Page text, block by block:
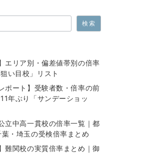
検索
エリア別・偏差値帯別の倍率
い目校」リスト
ポート】受験者数・倍率の前
年ぶり「サンデーショッ
立中高一貫校の倍率一覧｜都
・埼玉の受検倍率まとめ
難関校の実質倍率まとめ｜御